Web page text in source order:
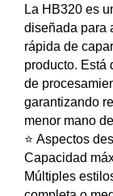
La HB320 es
diseñada para
rápida de
producto. Está
de
garantizando
menor mano
⭐ Aspectos
Capacidad
Múltiples